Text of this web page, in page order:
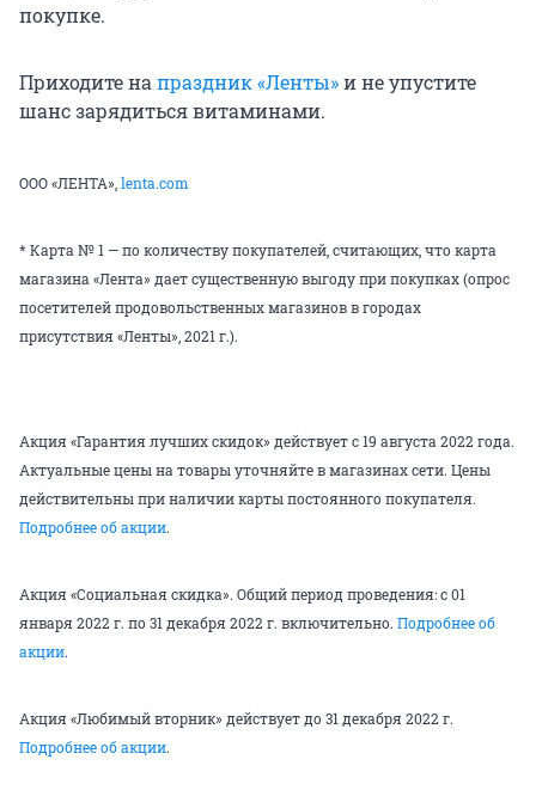
покупке.
Приходите на праздник «Ленты»и не упустите
шанс зарядиться витаминами.
ООО «ЛЕНТА», lenta.com
* Карта № 1 — по количеству покупателей, считающих, что карта
магазина «Лента» дает существенную выгоду при покупках (опрос
посетителей продовольственных магазинов в городах
присутствия «Ленты», 2021 г.).
Акция «Гарантия лучших скидок» действует с 19 августа 2022 года.
Актуальные цены на товары уточняйте в магазинах сети. Цены
действительны при наличии карты постоянного покупателя.
Подробнее об акции.
Акция «Социальная скидка». Общий период проведения: с 01
января 2022 г. по 31 декабря 2022 г. включительно. Подробнее об
акции.
Акция «Любимый вторник» действует до 31 декабря 2022 г.
Подробнее об акции.